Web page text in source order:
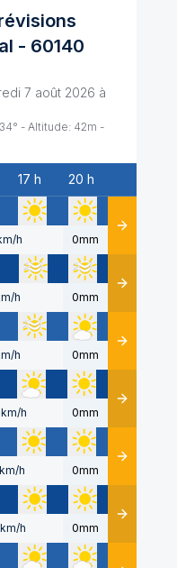
- 60140
7 août 2026 à
° - Altitude: 42m -
17 h 20 h
h 0mm Détails
h 0mm Détails
h 0mm Détails
km/h 0mm Détails
h 0mm Détails
km/h 0mm Détails